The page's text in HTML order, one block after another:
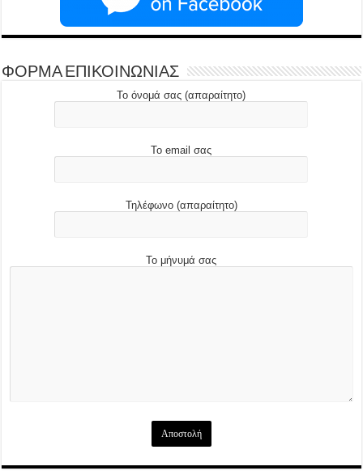
ΦΟΡΜΑ ΕΠΙΚΟΙΝΩΝΙΑΣ
Το όνομά σας (απαραίτητο)
Το email σας
Τηλέφωνο (απαραίτητο)
Το μήνυμά σας